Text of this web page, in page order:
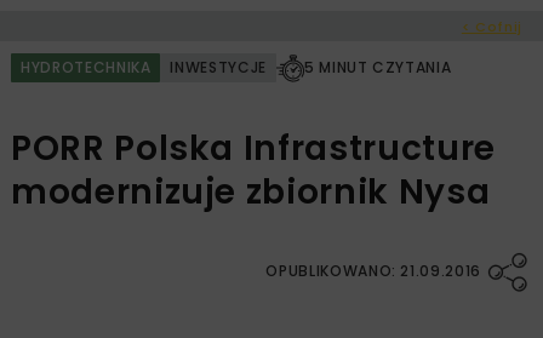
< Cofnij
HYDROTECHNIKA INWESTYCJE 5 MINUT CZYTANIA
PORR Polska Infrastructure
modernizuje zbiornik Nysa
OPUBLIKOWANO: 21.09.2016